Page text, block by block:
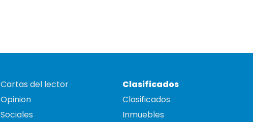
Cartas del lector
Opinion
Sociales
Clasificados
Clasificados
Inmuebles